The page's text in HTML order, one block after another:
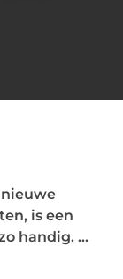
nieuwe
is een
handig. ...